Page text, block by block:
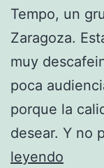
Tempo, un
Zaragoza.
muy
poca
porque la
desear. Y no
leyendo